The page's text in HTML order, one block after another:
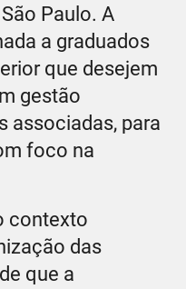
Paulo. A
a graduados
que desejem
gestão
associadas, para
foco na
contexto
das
que a